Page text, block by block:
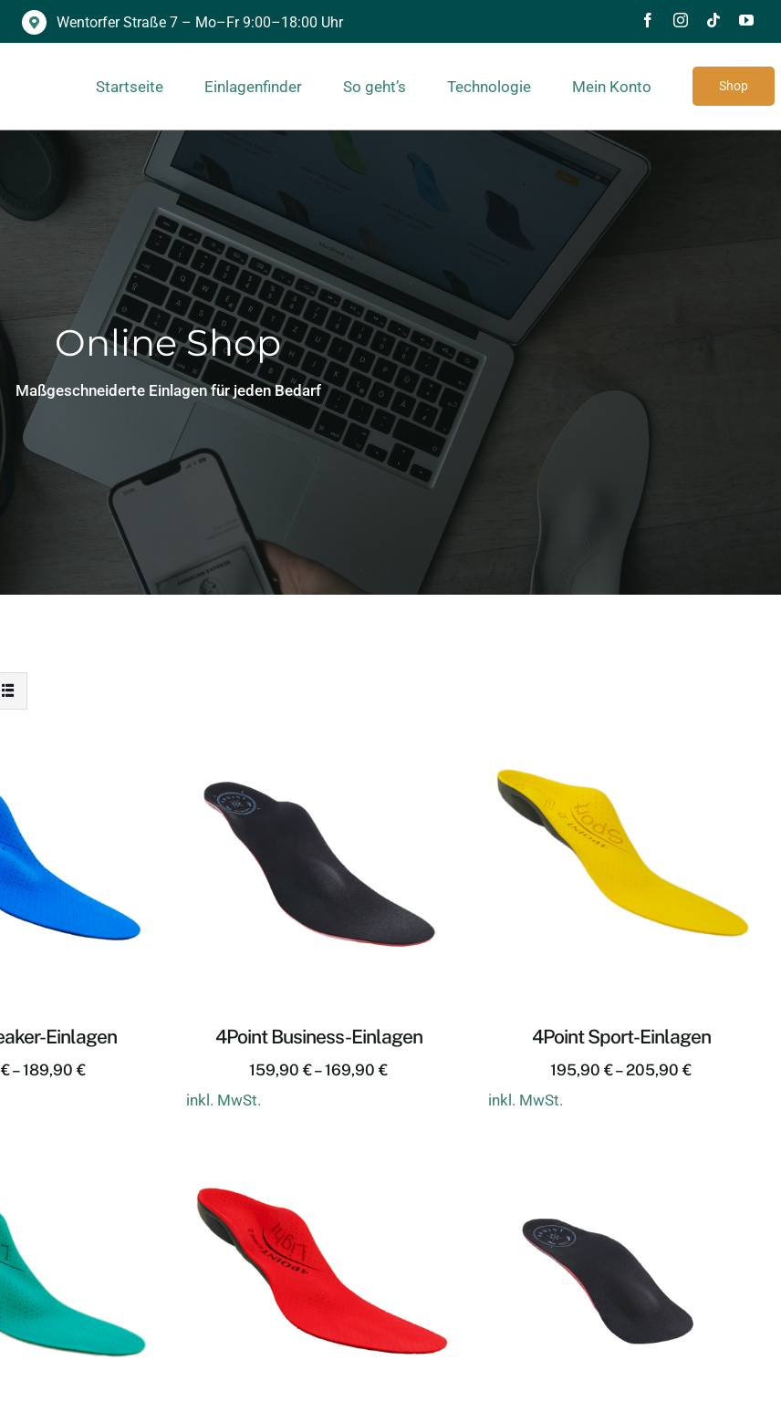
Wentorfer Straße 7 – Mo–Fr 9:00–18:00 Uhr
Startseite Einlagenfinder So geht’s Technologie Mein Konto Shop
perfekte Einlage für Ihre Bedürfnisse – bei uns im Shop erhältlich.
Online Shop
Maßgeschneiderte Einlagen für jeden Bedarf
Einlagen
€–189,90€
4Point Business-Einlagen
159,90€–169,90€
inkl. MwSt.
4Point Sport-Einlagen
195,90€– 205,90€
inkl. MwSt.